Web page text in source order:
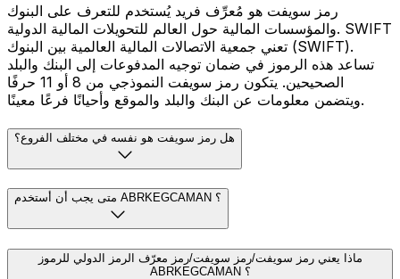
رمز سويفت هو مُعرِّف فريد يُستخدم للتعرف على البنوك
والمؤسسات المالية حول العالم للتحويلات المالية الدولية. SWIFT
تعني جمعية الاتصالات المالية العالمية بين البنوك (SWIFT).
تساعد هذه الرموز في ضمان توجيه المدفوعات إلى البنك والبلد
الصحيحين. يتكون رمز سويفت النموذجي من 8 أو 11 حرفًا
ويتضمن معلومات عن البنك والبلد والموقع وأحيانًا فرعًا معينًا.
هل رمز سويفت هو نفسه في مختلف الفروع؟
متى يجب أن أستخدم ABRKEGCAMAN ؟
ماذا يعني رمز سويفت/رمز سويفت/رمز معرّف الرمز الدولي للرموز
ABRKEGCAMAN ؟